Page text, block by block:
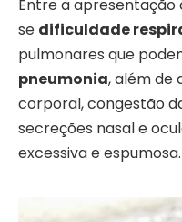
Entre a
se dificuldade
pulmonares que
pneumonia, além de
corporal, congestão
secreções nasal e
excessiva e espumosa.